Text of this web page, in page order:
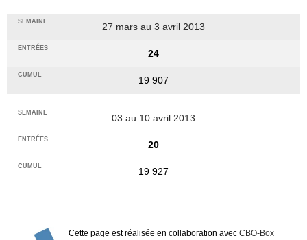
27 mars au 3 avril 2013
24
19 907
03 au 10 avril 2013
20
19 927
Cette page est réalisée en collaboration avec CBO-Box